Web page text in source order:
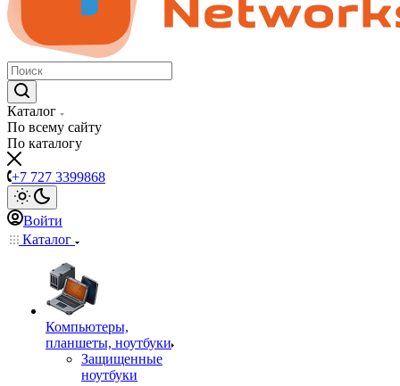
Каталог
По всему сайту
По каталогу
+7 727 3399868
Войти
Каталог
Компьютеры,
планшеты, ноутбуки
Защищенные
ноутбуки